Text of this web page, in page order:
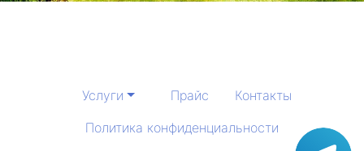
Услуги Прайс
Контакты
Политика конфиденциальности